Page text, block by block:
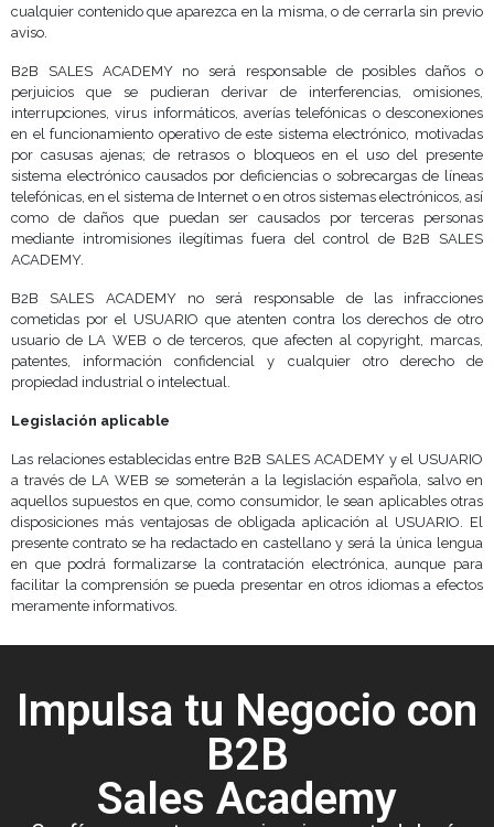
cualquier contenido que aparezca en la misma, o de cerrarla sin previo
aviso.
B2B SALES ACADEMY no será responsable de posibles daños o
perjuicios que se pudieran derivar de interferencias, omisiones,
interrupciones, virus informáticos, averías telefónicas o desconexiones
en el funcionamiento operativo de este sistema electrónico, motivadas
por casusas ajenas; de retrasos o bloqueos en el uso del presente
sistema electrónico causados por deficiencias o sobrecargas de líneas
telefónicas, en el sistema de Internet o en otros sistemas electrónicos, así
como de daños que puedan ser causados por terceras personas
mediante intromisiones ilegítimas fuera del control de B2B SALES
ACADEMY.
B2B SALES ACADEMY no será responsable de las infracciones
cometidas por el USUARIO que atenten contra los derechos de otro
usuario de LA WEB o de terceros, que afecten al copyright, marcas,
patentes, información confidencial y cualquier otro derecho de
propiedad industrial o intelectual.
Legislación aplicable
Las relaciones establecidas entre B2B SALES ACADEMY y el USUARIO
a través de LA WEB se someterán a la legislación española, salvo en
aquellos supuestos en que, como consumidor, le sean aplicables otras
disposiciones más ventajosas de obligada aplicación al USUARIO. El
presente contrato se ha redactado en castellano y será la única lengua
en que podrá formalizarse la contratación electrónica, aunque para
facilitar la comprensión se pueda presentar en otros idiomas a efectos
meramente informativos.
Impulsa tu Negocio con
B2B
Sales Academy